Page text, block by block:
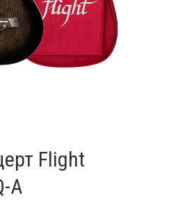
Flight
A